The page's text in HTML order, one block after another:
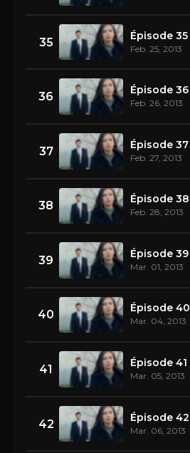
35 Épisode 35
Feb. 25, 2013
36 Épisode 36
Feb. 26, 2013
37 Épisode 37
Feb. 27, 2013
38 Épisode 38
Feb. 28, 2013
39 Épisode 39
Mar. 01, 2013
40 Épisode 40
Mar. 04, 2013
41 Épisode 41
Mar. 05, 2013
42 Épisode 42
Mar. 06, 2013